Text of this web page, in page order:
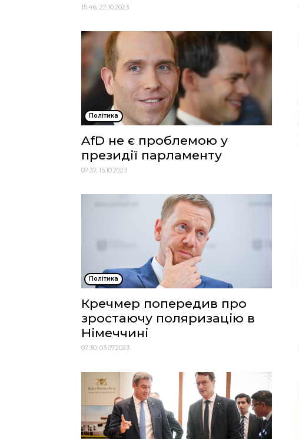
15:46, 22.10.2023
Політика
AfD не є проблемою у
президії парламенту
07:37, 15.10.2023
Політика
Кречмер попередив про
зростаючу поляризацію в
Німеччині
07:30, 03.07.2023